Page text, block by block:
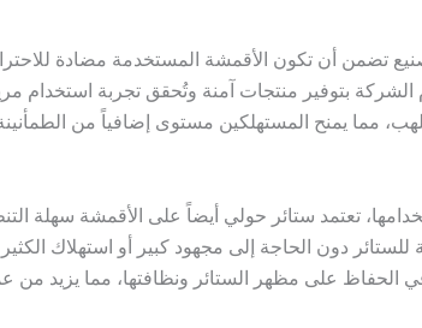
تضمن أن تكون الأقمشة المستخدمة مضادة
بتوفير منتجات آمنة وتُحقق تجربة استخدام
مما يمنح المستهلكين مستوى إضافياً من
تعتمد ستائر حولي أيضاً على الأقمشة سهلة
للستائر دون الحاجة إلى مجهود كبير أو استهلاك
على مظهر الستائر ونظافتها، مما يزيد من